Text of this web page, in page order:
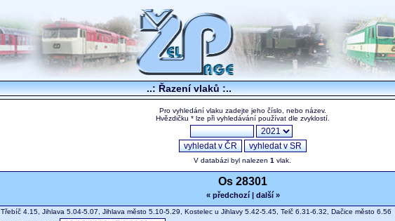
..: Řazení vlaků :..
Pro vyhledání vlaku zadejte jeho číslo, nebo název.
Hvězdičku * lze při vyhledávání používat dle zvyklostí.
V databázi byl nalezen 1 vlak.
Os 28301
« předchozí| další »
Třebíč 4.15, Jihlava 5.04-5.07, Jihlava město 5.10-5.29, Kostelec u Jihlavy 5.42-5.45, Telč 6.31-6.32, Dačice město 6.56